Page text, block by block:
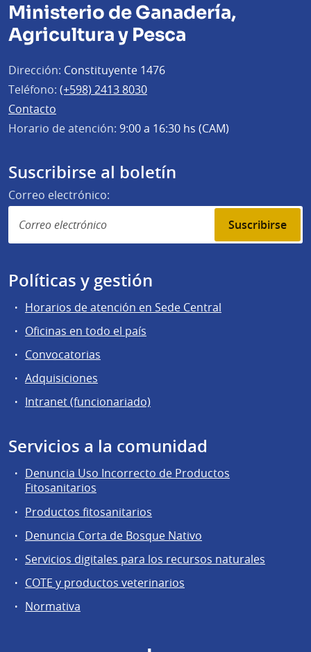
Ministerio de Ganadería,
Agricultura y Pesca
Dirección: Constituyente 1476
Teléfono: (+598) 2413 8030
Contacto
Horario de atención: 9:00 a 16:30 hs (CAM)
Suscribirse al boletín
Correo electrónico:
Suscribirse
Políticas y gestión
Horarios de atención en Sede Central
Oficinas en todo el país
Convocatorias
Adquisiciones
Intranet (funcionariado)
Servicios a la comunidad
Denuncia Uso Incorrecto de Productos
Fitosanitarios
Productos fitosanitarios
Denuncia Corta de Bosque Nativo
Servicios digitales para los recursos naturales
COTE y productos veterinarios
Normativa